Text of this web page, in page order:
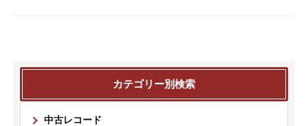
カテゴリー別検索
中古レコード